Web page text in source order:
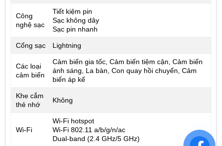
Công
nghệ sạc
Tiết kiệm pin
Sạc không dây
Sạc pin nhanh
Cổng sạc Lightning
Các loại
cảm biến
Cảm biến gia tốc, Cảm biến tiệm cận, Cảm biến
ánh sáng, La bàn, Con quay hồi chuyển, Cảm
biến áp kế
Khe cắm
thẻ nhớ
Không
Wi-Fi
Wi-Fi hotspot
Wi-Fi 802.11 a/b/g/n/ac
Dual-band (2.4 GHz/5 GHz)